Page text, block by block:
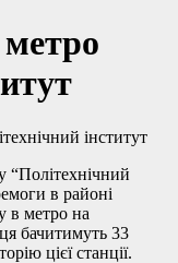
метро
інститут
“Політехнічний
в районі
в метро на
бачитимуть 33
цієї станції.